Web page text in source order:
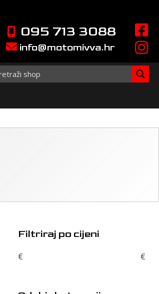
095 713 3088
info@motomivva.hr
Filtriraj po cijeni
€ €